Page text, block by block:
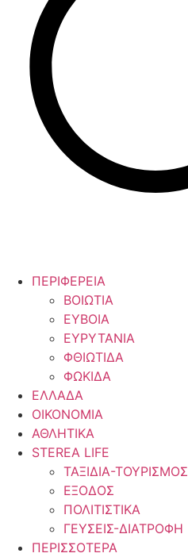
ΠΕΡΙΦΕΡΕΙΑ
ΒΟΙΩΤΙΑ
ΕΥΒΟΙΑ
ΕΥΡΥΤΑΝΙΑ
ΦΘΙΩΤΙΔΑ
ΦΩΚΙΔΑ
ΕΛΛΑΔΑ
ΟΙΚΟΝΟΜΙΑ
ΑΘΛΗΤΙΚΑ
STEREA LIFE
ΤΑΞΙΔΙΑ-ΤΟΥΡΙΣΜΟΣ
ΕΞΟΔΟΣ
ΠΟΛΙΤΙΣΤΙΚΑ
ΓΕΥΣΕΙΣ-ΔΙΑΤΡΟΦΗ
ΠΕΡΙΣΣΟΤΕΡΑ